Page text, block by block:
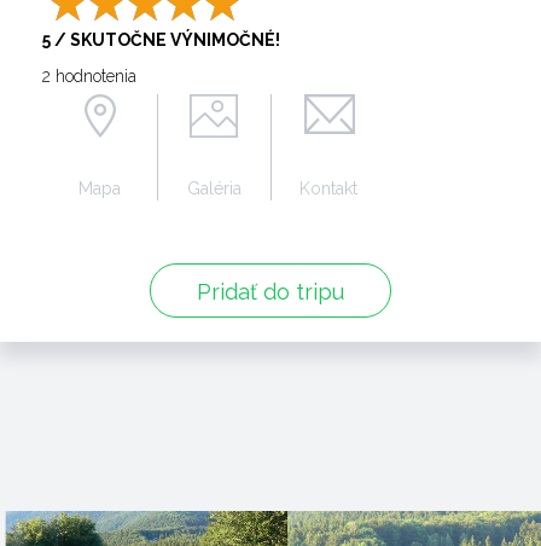
5 / SKUTOČNE VÝNIMOČNÉ!
2 hodnotenia
Pridať do tripu
Mapa Galéria Kontakt